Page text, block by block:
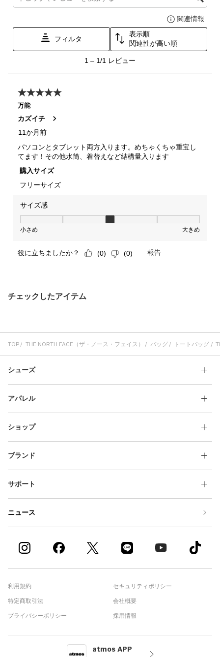
チェックしたアイテム
TOP THE NORTH FACE（ザ・ノース・フェイス） バッグ トートバッグ
シューズ
アパレル
ショップ
ブランド
サポート
ニュース
利用規約
特定商取引法
プライバシーポリシー
セキュリティポリシー
会社概要
採用情報
atmos APP